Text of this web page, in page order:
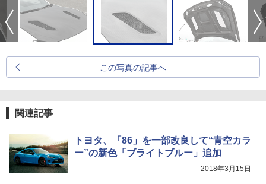
この写真の記事へ
関連記事
トヨタ、「86」を一部改良して“青空カラ
ー”の新色「ブライトブルー」追加
2018年3月15日